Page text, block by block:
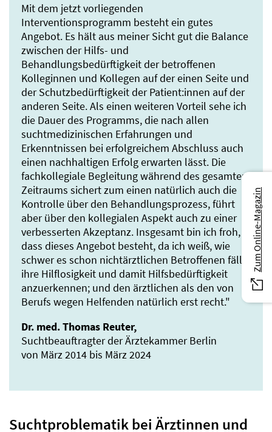
Mit dem jetzt vorliegenden
Interventionsprogramm besteht ein gutes
Angebot. Es hält aus meiner Sicht gut die Balance
zwischen der Hilfs- und
Behandlungsbedürftigkeit der betroffenen
Kolleginnen und Kollegen auf der einen Seite und
der Schutzbedürftigkeit der Patient:innen auf der
anderen Seite. Als einen weiteren Vorteil sehe ich
die Dauer des Programms, die nach allen
suchtmedizinischen Erfahrungen und
Erkenntnissen bei erfolgreichem Abschluss auch
einen nachhaltigen Erfolg erwarten lässt. Die
fachkollegiale Begleitung während des gesamten
Zeitraums sichert zum einen natürlich auch die
Kontrolle über den Behandlungsprozess, führt
aber über den kollegialen Aspekt auch zu einer
verbesserten Akzeptanz. Insgesamt bin ich froh,
dass dieses Angebot besteht, da ich weiß, wie
schwer es schon nichtärztlichen Betroffenen fällt,
ihre Hilflosigkeit und damit Hilfsbedürftigkeit
anzuerkennen; und den ärztlichen als den von
Berufs wegen Helfenden natürlich erst recht."
Dr. med. Thomas Reuter,
Suchtbeauftragter der Ärztekammer Berlin
von März 2014 bis März 2024
Suchtproblematik bei Ärztinnen und
Zum Online-Magazin